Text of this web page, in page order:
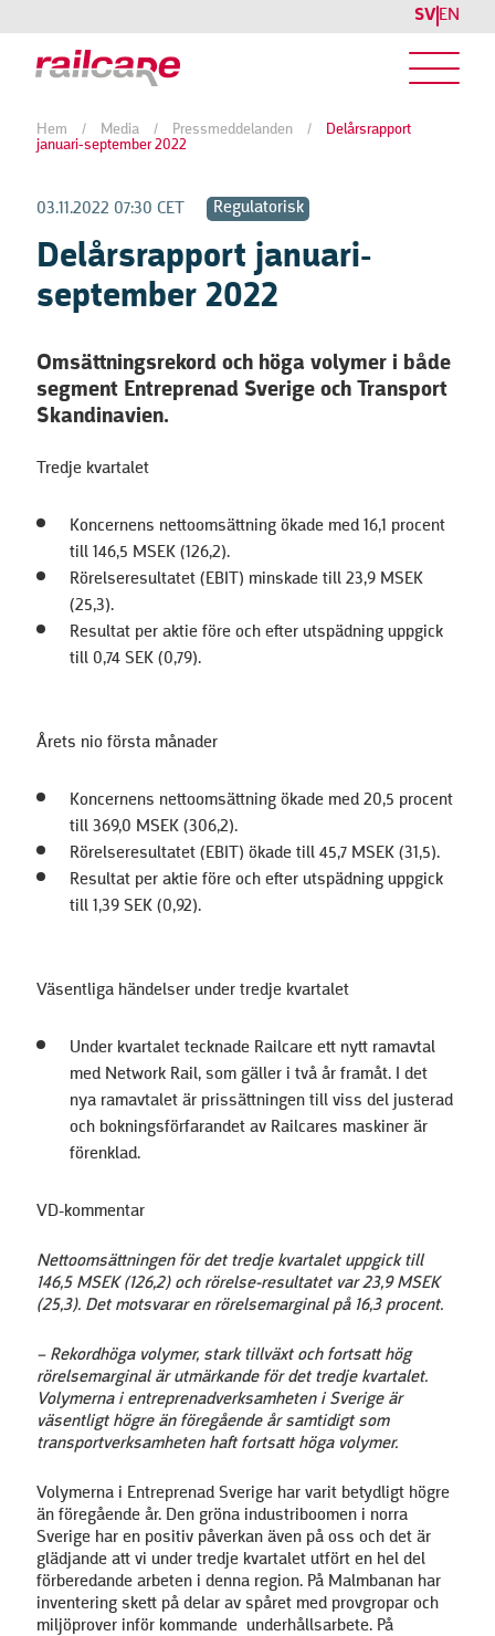
SV EN
Hem / Media / Pressmeddelanden /
Delårsrapport
januari-september 2022
03.11.2022 07:30 CET Regulatorisk
Delårsrapport januari-
september 2022
Omsättningsrekord och höga volymer i både
segment Entreprenad Sverige och Transport
Skandinavien.
Tredje kvartalet
Koncernens nettoomsättning ökade med 16,1 procent
till 146,5 MSEK (126,2).
Rörelseresultatet (EBIT) minskade till 23,9 MSEK
(25,3).
Resultat per aktie före och efter utspädning uppgick
till 0,74 SEK (0,79).
Årets nio första månader
Koncernens nettoomsättning ökade med 20,5 procent
till 369,0 MSEK (306,2).
Rörelseresultatet (EBIT) ökade till 45,7 MSEK (31,5).
Resultat per aktie före och efter utspädning uppgick
till 1,39 SEK (0,92).
Väsentliga händelser under tredje kvartalet
Under kvartalet tecknade Railcare ett nytt ramavtal
med Network Rail, som gäller i två år framåt. I det
nya ramavtalet är prissättningen till viss del justerad
och bokningsförfarandet av Railcares maskiner är
förenklad.
VD-kommentar
Nettoomsättningen för det tredje kvartalet uppgick till
146,5 MSEK (126,2) och rörelse-resultatet var 23,9 MSEK
(25,3). Det motsvarar en rörelsemarginal på 16,3 procent.
– Rekordhöga volymer, stark tillväxt och fortsatt hög
rörelsemarginal är utmärkande för det tredje kvartalet.
Volymerna i entreprenadverksamheten i Sverige är
väsentligt högre än föregående år samtidigt som
transportverksamheten haft fortsatt höga volymer.
Volymerna i Entreprenad Sverige har varit betydligt högre
än föregående år. Den gröna industri­boomen i norra
Sverige har en positiv påverkan även på oss och det är
glädjande att vi under tredje kvartalet utfört en hel del
förberedande arbeten i denna region. På Malmbanan har
inventering skett på delar av spåret med provgropar och
miljöprover inför kommande underhållsarbete. På